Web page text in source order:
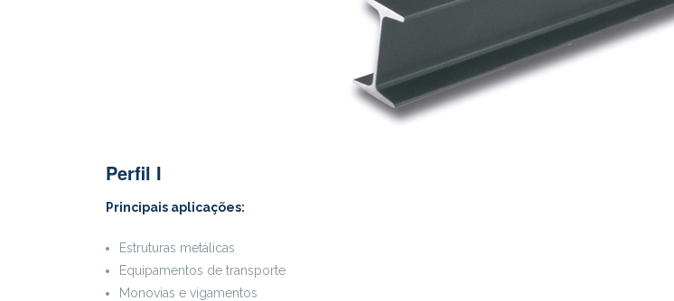
Perfil I
Principais aplicações:
Estruturas metálicas
Equipamentos de transporte
Monovias e vigamentos